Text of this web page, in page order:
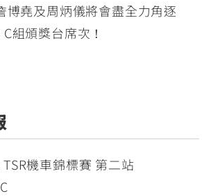
博堯及周炳儀將會盡全力角逐
組頒獎台席次！
機車錦標賽 第二站